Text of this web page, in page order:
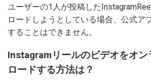
ユーザーの1人が投稿した
ロードしようとしている場合、公式ア
することはできません。
Instagramリールのビデオをオン
ロードする方法は？